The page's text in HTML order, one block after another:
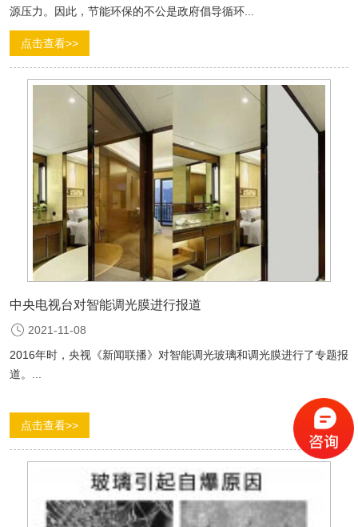
源压力。因此，节能环保的不公是政府倡导循环...
点击查看>>
中央电视台对智能调光膜进行报道
2021-11-08
2016年时，央视《新闻联播》对智能调光玻璃和调光膜进行了专题报
道。...
点击查看>>